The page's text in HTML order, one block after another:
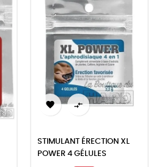
 
STIMULANT ÉRECTION XL
POWER 4 GÉLULES